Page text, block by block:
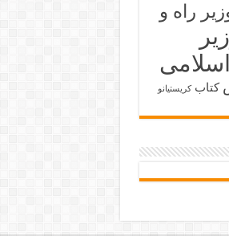
راه و
کتاب کریستیانو